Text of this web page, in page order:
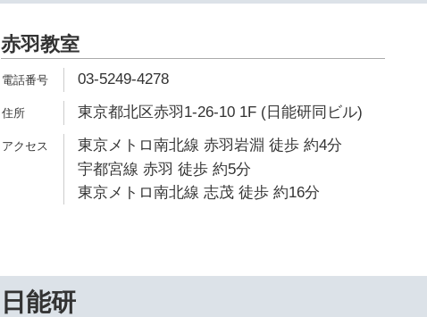
赤羽教室
03-5249-4278
東京都北区赤羽1-26-10 1F (日能研同ビル)
東京メトロ南北線 赤羽岩淵 徒歩 約4分
宇都宮線 赤羽 徒歩 約5分
東京メトロ南北線 志茂 徒歩 約16分
日能研